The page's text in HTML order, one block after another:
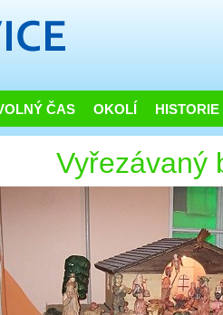
ČAS OKOLÍ HISTORIE
Vyřezávaný